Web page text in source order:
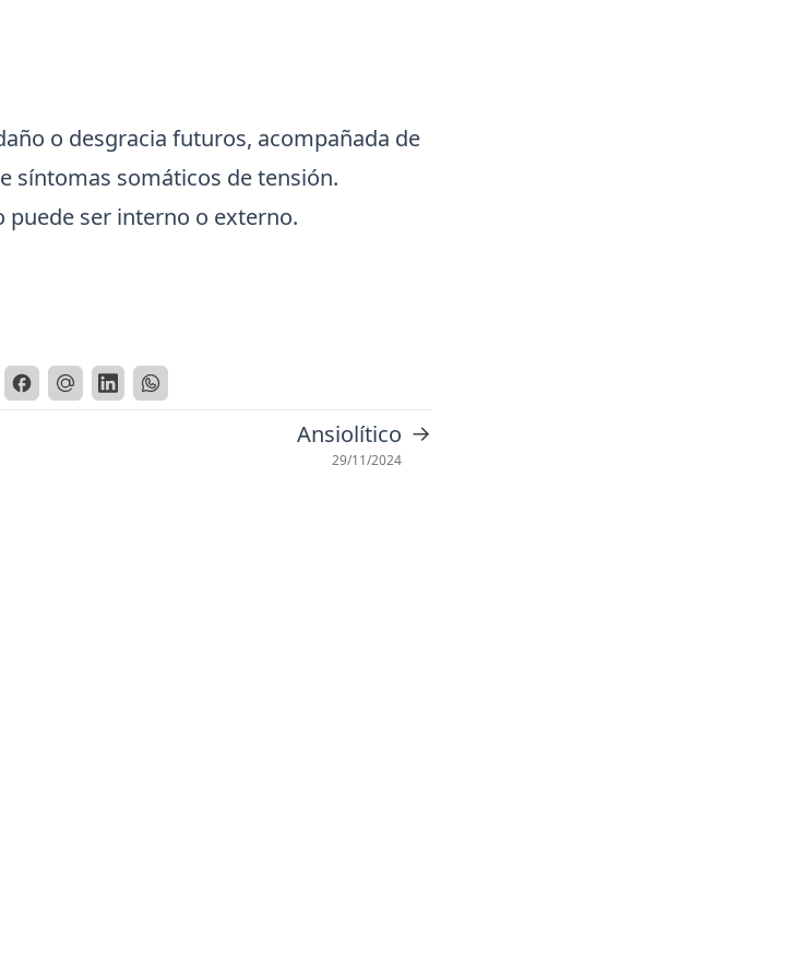
o desgracia futuros, acompañada de
síntomas somáticos de tensión.
puede ser interno o externo.
Ansiolítico
29/11/2024
→